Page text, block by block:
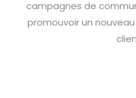
campagnes de
promouvoir un